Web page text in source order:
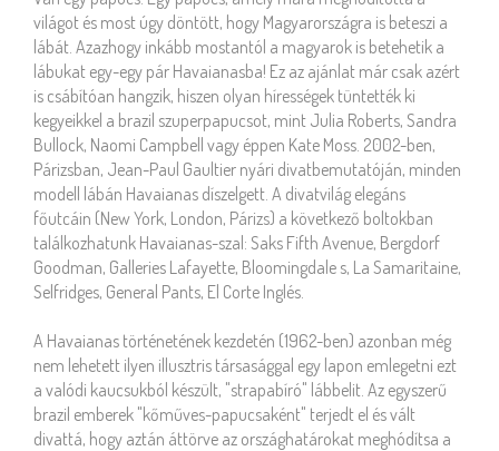
világot és most úgy döntött, hogy Magyarországra is beteszi a
lábát. Azazhogy inkább mostantól a magyarok is betehetik a
lábukat egy-egy pár Havaianasba! Ez az ajánlat már csak azért
is csábítóan hangzik, hiszen olyan hírességek tüntették ki
kegyeikkel a brazil szuperpapucsot, mint Julia Roberts, Sandra
Bullock, Naomi Campbell vagy éppen Kate Moss. 2002-ben,
Párizsban, Jean-Paul Gaultier nyári divatbemutatóján, minden
modell lábán Havaianas díszelgett. A divatvilág elegáns
főutcáin (New York, London, Párizs) a következő boltokban
találkozhatunk Havaianas-szal: Saks Fifth Avenue, Bergdorf
Goodman, Galleries Lafayette, Bloomingdale s, La Samaritaine,
Selfridges, General Pants, El Corte Inglés.
A Havaianas történetének kezdetén (1962-ben) azonban még
nem lehetett ilyen illusztris társasággal egy lapon emlegetni ezt
a valódi kaucsukból készült, "strapabíró" lábbelit. Az egyszerű
brazil emberek "kőműves-papucsaként" terjedt el és vált
divattá, hogy aztán áttörve az országhatárokat meghódítsa a